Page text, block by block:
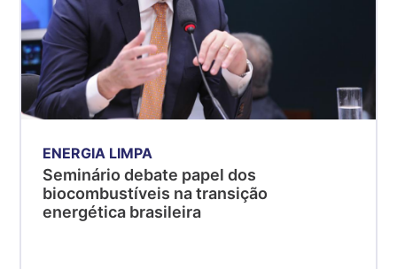
ENERGIA LIMPA
Seminário debate papel dos
biocombustíveis na transição
energética brasileira